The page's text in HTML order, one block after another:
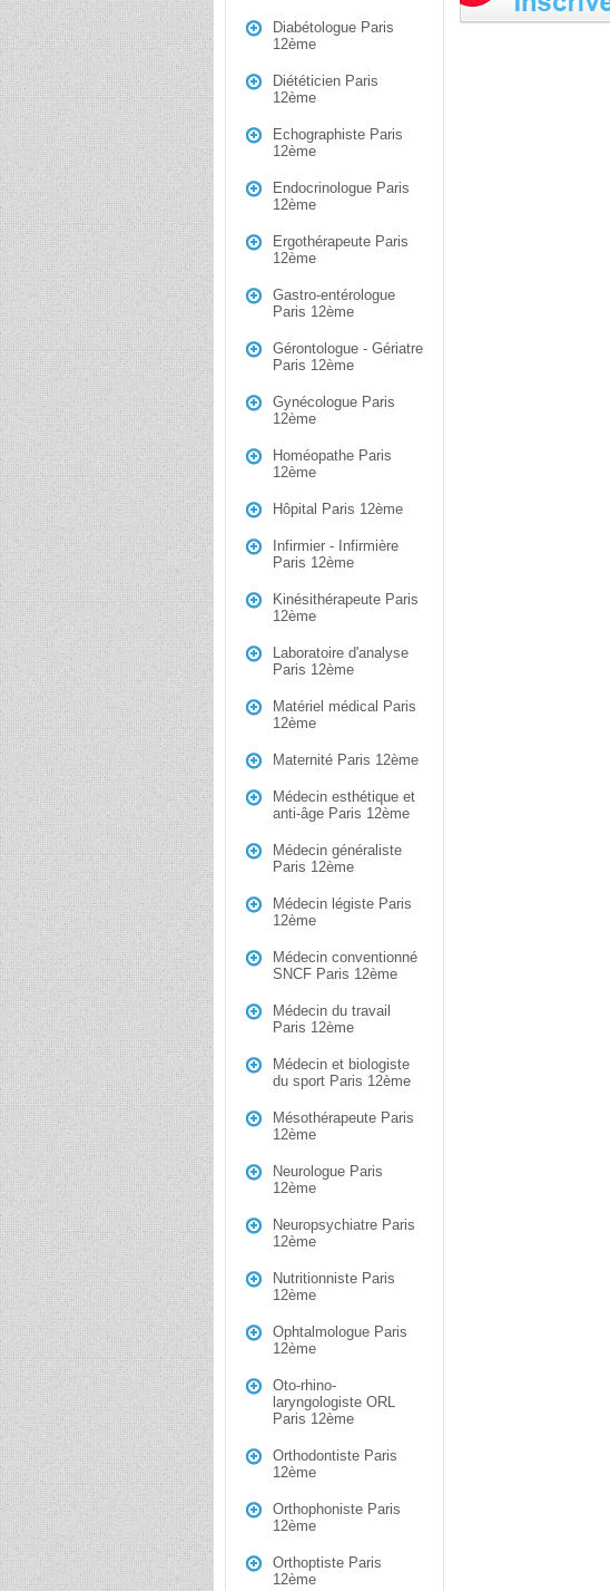
Diabétologue Paris
12ème
Diététicien Paris
12ème
Echographiste Paris
12ème
Endocrinologue Paris
12ème
Ergothérapeute Paris
12ème
Gastro-entérologue
Paris 12ème
Gérontologue - Gériatre
Paris 12ème
Gynécologue Paris
12ème
Homéopathe Paris
12ème
Hôpital Paris 12ème
Infirmier - Infirmière
Paris 12ème
Kinésithérapeute Paris
12ème
Laboratoire d'analyse
Paris 12ème
Matériel médical Paris
12ème
Maternité Paris 12ème
Médecin esthétique et
anti-âge Paris 12ème
Médecin généraliste
Paris 12ème
Médecin légiste Paris
12ème
Médecin conventionné
SNCF Paris 12ème
Médecin du travail
Paris 12ème
Médecin et biologiste
du sport Paris 12ème
Mésothérapeute Paris
12ème
Neurologue Paris
12ème
Neuropsychiatre Paris
12ème
Nutritionniste Paris
12ème
Ophtalmologue Paris
12ème
Oto-rhino-
laryngologiste ORL
Paris 12ème
Orthodontiste Paris
12ème
Orthophoniste Paris
12ème
Orthoptiste Paris
12ème